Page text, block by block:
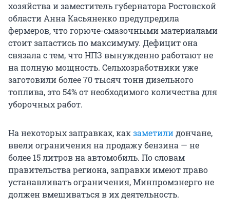
хозяйства и заместитель губернатора Ростовской
области Анна Касьяненко предупредила
фермеров, что горюче-смазочными материалами
стоит запастись по максимуму. Дефицит она
связала с тем, что НПЗ вынужденно работают не
на полную мощность. Сельхозработники уже
заготовили более 70 тысяч тонн дизельного
топлива, это 54% от необходимого количества для
уборочных работ.
На некоторых заправках, какзаметилидончане,
ввели ограничения на продажу бензина — не
более 15 литров на автомобиль. По словам
правительства региона, заправки имеют право
устанавливать ограничения, Минпромэнерго не
должен вмешиваться в их деятельность.